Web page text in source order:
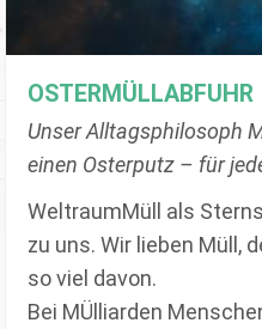
OSTERMÜLLABFUHR
Unser Alltagsphilosoph
einen Osterputz – für
WeltraumMüll als
zu uns. Wir lieben Müll,
so viel davon.
Bei MÜlliarden